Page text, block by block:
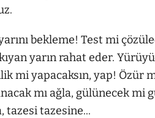
bekleme! Test mi
yarın rahat eder.
mi yapacaksın, yap! Özür
mı ağla, gülünecek mi
tazesi tazesine...